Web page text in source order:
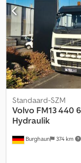
Bladvering -
Airconditioning
- PTO (aftakas) -
Geschikt materiaal:
Aantal cilinders: 6
merk: EuromixMTP
Nieuwe TÜV bij
Jamila Azzi of Denis
Burghaun 374 km
Standaard-SZM
Volvo FM13 440
Hydraulik